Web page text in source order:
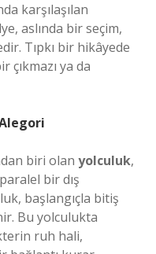
karşılaşılan
aslında bir seçim,
Tıpkı bir hikâyede
ya da
biri olan yolculuk,
bir dış
başlangıçla bitiş
Bu yolculukta
ruh hali,